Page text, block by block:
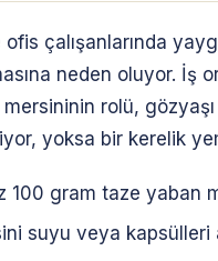
çalışanlarında
neden oluyor. İş
rolü,
yoksa bir kerelik
100 gram taze yaban
suyu veya kapsülleri